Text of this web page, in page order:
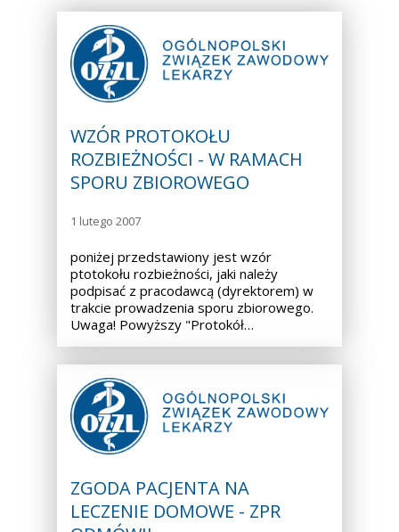
WZÓR PROTOKOŁU
ROZBIEŻNOŚCI - W RAMACH
SPORU ZBIOROWEGO
1 lutego 2007
poniżej przedstawiony jest wzór
ptotokołu rozbieżności, jaki należy
podpisać z pracodawcą (dyrektorem) w
trakcie prowadzenia sporu zbiorowego.
Uwaga! Powyższy "Protokół…
ZGODA PACJENTA NA
LECZENIE DOMOWE - ZPR